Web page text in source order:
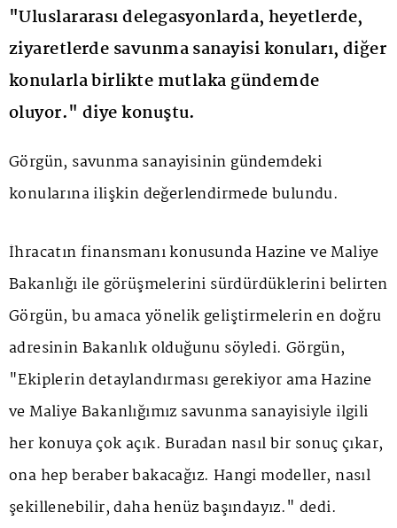
"Uluslararası delegasyonlarda, heyetlerde,
ziyaretlerde savunma sanayisi konuları, diğer
konularla birlikte mutlaka gündemde
oluyor." diye konuştu.
Görgün, savunma sanayisinin gündemdeki
konularına ilişkin değerlendirmede bulundu.
İhracatın finansmanı konusunda Hazine ve Maliye
Bakanlığı ile görüşmelerini sürdürdüklerini belirten
Görgün, bu amaca yönelik geliştirmelerin en doğru
adresinin Bakanlık olduğunu söyledi. Görgün,
"Ekiplerin detaylandırması gerekiyor ama Hazine
ve Maliye Bakanlığımız savunma sanayisiyle ilgili
her konuya çok açık. Buradan nasıl bir sonuç çıkar,
ona hep beraber bakacağız. Hangi modeller, nasıl
şekillenebilir, daha henüz başındayız." dedi.